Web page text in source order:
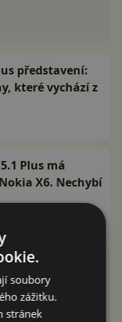
představení:
které vychází z
Plus má
X6. Nechybí
soubory
zážitku.
stránek